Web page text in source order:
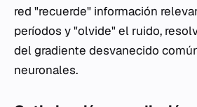
red "recuerde" información
períodos y "olvide" el ruido,
del gradiente desvanecido
neuronales.